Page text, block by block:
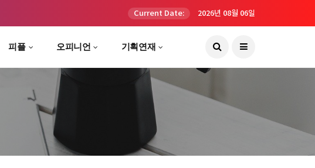
Current Date: 2026년 08월 06일
피플 오피니언 기획연재